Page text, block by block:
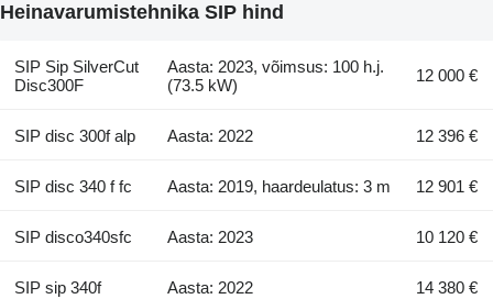
Heinavarumistehnika SIP hind
SIP Sip SilverCut
Disc300F
Aasta: 2023, võimsus: 100 h.j.
(73.5 kW)
12 000 €
SIP disc 300f alp Aasta: 2022 12 396 €
SIP disc 340 f fc Aasta: 2019, haardeulatus: 3 m 12 901 €
SIP disco340sfc Aasta: 2023 10 120 €
SIP sip 340f Aasta: 2022 14 380 €